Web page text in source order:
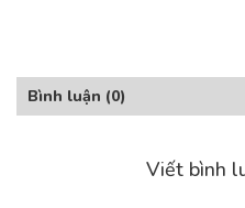
Bình luận (0)
Viết bình